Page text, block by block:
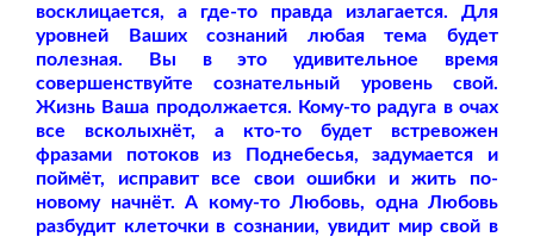
восклицается, а где-то правда излагается. Для
уровней Ваших сознаний любая тема будет
полезная. Вы в это удивительное время
совершенствуйте сознательный уровень свой.
Жизнь Ваша продолжается. Кому-то радуга в очах
все всколыхнёт, а кто-то будет встревожен
фразами потоков из Поднебесья, задумается и
поймёт, исправит все свои ошибки и жить по-
новому начнёт. А кому-то Любовь, одна Любовь
разбудит клеточки в сознании, увидит мир свой в